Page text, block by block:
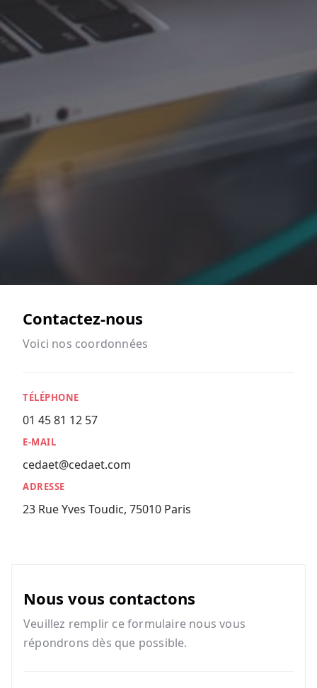
Contactez-nous
Voici nos coordonnées
TÉLÉPHONE
01 45 81 12 57
E-MAIL
cedaet@cedaet.com
ADRESSE
23 Rue Yves Toudic, 75010 Paris
Nous vous contactons
Veuillez remplir ce formulaire nous vous
répondrons dès que possible.